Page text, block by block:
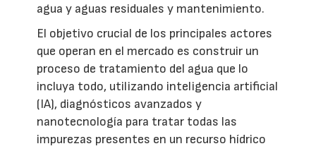
agua y aguas residuales y mantenimiento.
El objetivo crucial de los principales actores
que operan en el mercado es construir un
proceso de tratamiento del agua que lo
incluya todo, utilizando inteligencia artificial
(IA), diagnósticos avanzados y
nanotecnología para tratar todas las
impurezas presentes en un recurso hídrico